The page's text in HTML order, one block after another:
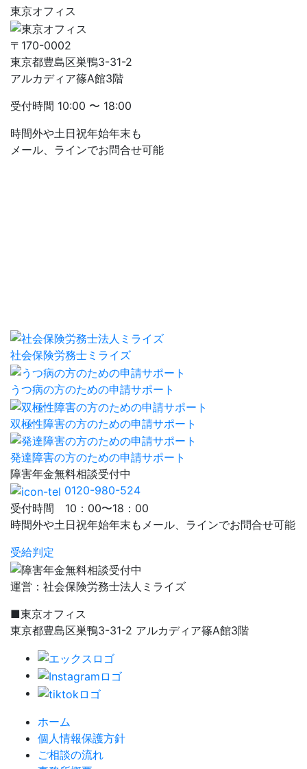
東京オフィス
〒170-0002
東京都豊島区巣鴨3-31-2
アルカディア篠A館3階
受付時間 10:00 〜 18:00
時間外や土日祝年始年末も
メール、ラインでお問合せ可能
社会保険労務士ミライズ
うつ病の方のための申請サポート
双極性障害の方のための申請サポート
発達障害の方のための申請サポート
障害年金無料相談受付中
0120-980-524
受付時間 10：00〜18：00
時間外や土日祝年始年末もメール、ラインでお問合せ可能
受給判定
運営：社会保険労務士法人ミライズ
■東京オフィス
東京都豊島区巣鴨3-31-2 アルカディア篠A館3階
ホーム
個人情報保護方針
ご相談の流れ